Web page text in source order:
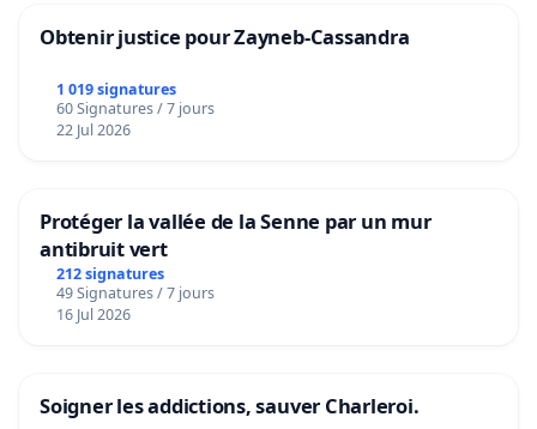
Obtenir justice pour Zayneb-Cassandra
1 019 signatures
60 Signatures / 7 jours
22 Jul 2026
Protéger la vallée de la Senne par un mur
antibruit vert
212 signatures
49 Signatures / 7 jours
16 Jul 2026
Soigner les addictions, sauver Charleroi.